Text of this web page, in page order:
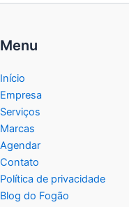
Menu
Início
Empresa
Serviços
Marcas
Agendar
Contato
Política de privacidade
Blog do Fogão